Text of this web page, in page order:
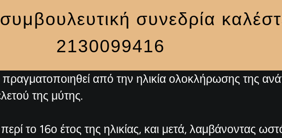
συνεδρία
2130099416
από την ηλικία ολοκλήρωσης της
της μύτης.
το 16ο έτος της ηλικίας, και μετά, λαμβάνοντας